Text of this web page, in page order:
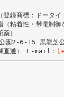
録商標：ドータイ
粘着性・帯電制御
）
園2‐6‐15 黒龍芝
直通） E‐mail：